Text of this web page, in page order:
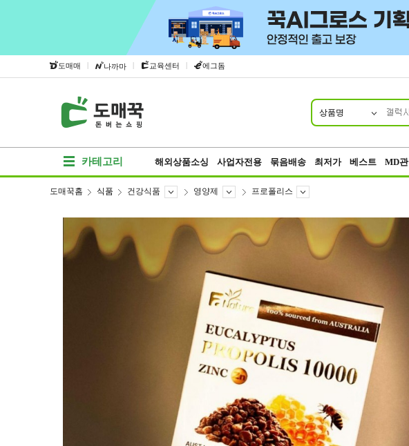
도매매 | 나까마 | 교육센터 | 에그돔
상품명
카테고리 해외상품소싱 사업자전용 묶음배송 최저가 베스트 MD관
도매꾹홈 식품 건강식품 영양제 프로폴리스